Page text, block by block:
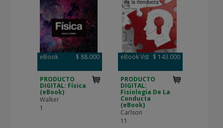
eBook $ 88.000
PRODUCTO
DIGITAL: Física
(eBook)
Walker
1
eBook Vst $ 143.000
PRODUCTO
DIGITAL:
Fisiologia De La
Conducta
(eBook)
Carlson
11